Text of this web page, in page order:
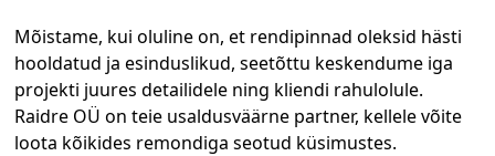
Mõistame, kui oluline on, et rendipinnad oleksid hästi
hooldatud ja esinduslikud, seetõttu keskendume iga
projekti juures detailidele ning kliendi rahulolule.
Raidre OÜ on teie usaldusväärne partner, kellele võite
loota kõikides remondiga seotud küsimustes.